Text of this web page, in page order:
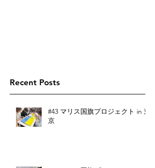
Recent Posts
#43 マリス国旗プロジェクト in 東
京